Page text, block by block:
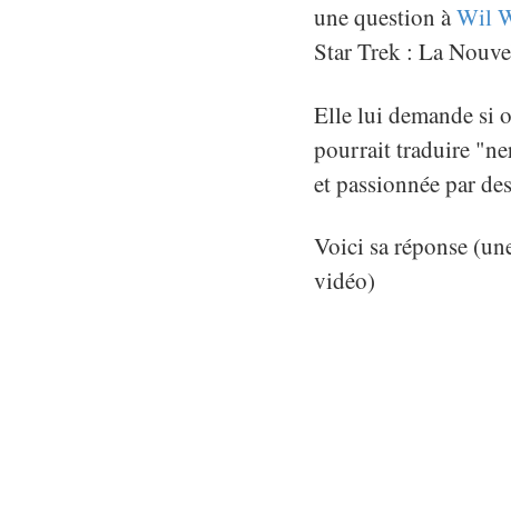
une question àWil
Star Trek : La
Elle lui demande si
pourrait traduire
et passionnée par
Voici sa réponse
vidéo)